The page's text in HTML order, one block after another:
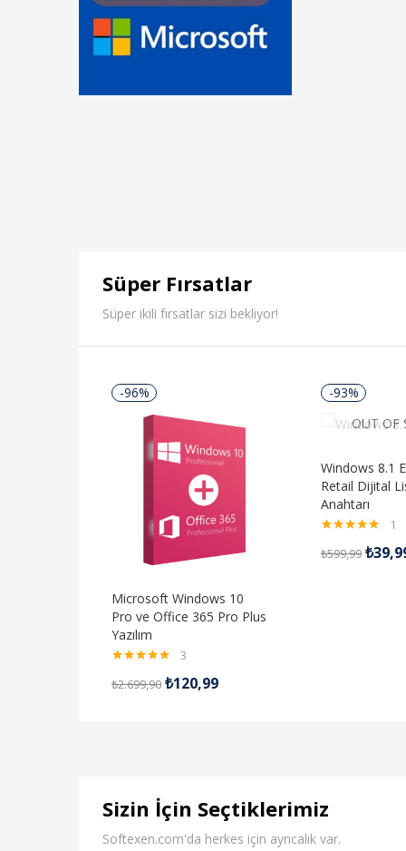
Süper Fırsatlar
Süper ikili fırsatlar sizi bekliyor!
-96%
Microsoft Windows 10
Pro ve Office 365 Pro Plus
Yazılım
5.00oy aldı
3
₺2.699,90 ₺120,99
-93%
OUT OF
Windows 8.1
Retail Dijital
Anahtarı
5.00oy aldı
1
₺599,99 ₺
Sizin İçin Seçtiklerimiz
Softexen.com'da herkes için ayrıcalık var.